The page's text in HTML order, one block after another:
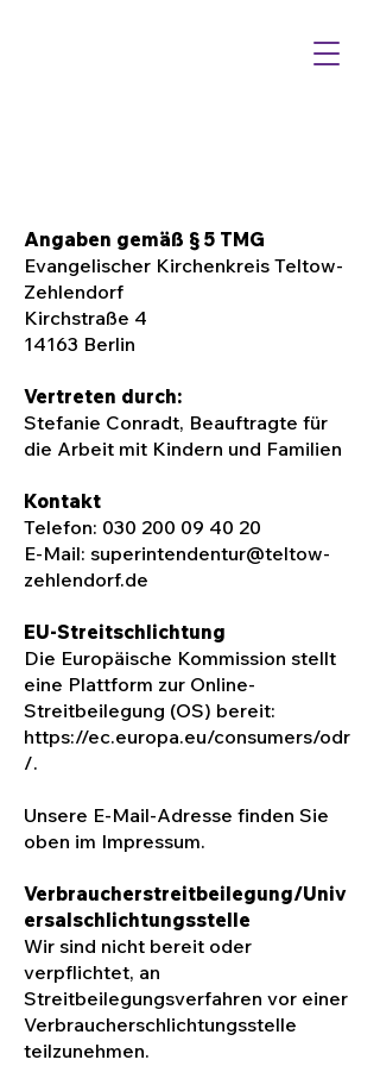
Angaben gemäß § 5 TMG
Evangelischer Kirchenkreis Teltow-
Zehlendorf
Kirchstraße 4
14163 Berlin
Vertreten durch:
Stefanie Conradt, Beauftragte für
die Arbeit mit Kindern und Familien
Kontakt
Telefon: 030 200 09 40 20
E-Mail: superintendentur@teltow-
zehlendorf.de
EU-Streitschlichtung
Die Europäische Kommission stellt
eine Plattform zur Online-
Streitbeilegung (OS) bereit:
https://ec.europa.eu/consumers/odr
/.
Unsere E-Mail-Adresse finden Sie
oben im Impressum.
Verbraucherstreitbeilegung/Univ
ersalschlichtungsstelle
Wir sind nicht bereit oder
verpflichtet, an
Streitbeilegungsverfahren vor einer
Verbraucherschlichtungsstelle
teilzunehmen.